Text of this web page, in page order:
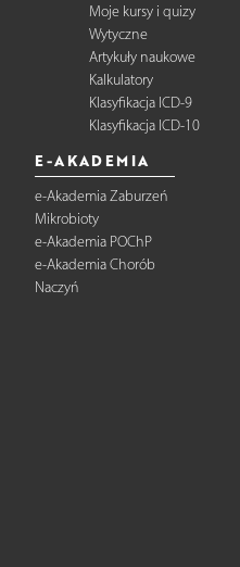
Moje kursy i quizy
Wytyczne
Artykuły naukowe
Kalkulatory
Klasyfikacja ICD-9
Klasyfikacja ICD-10
E-AKADEMIA
e-Akademia Zaburzeń
Mikrobioty
e-Akademia POChP
e-Akademia Chorób
Naczyń